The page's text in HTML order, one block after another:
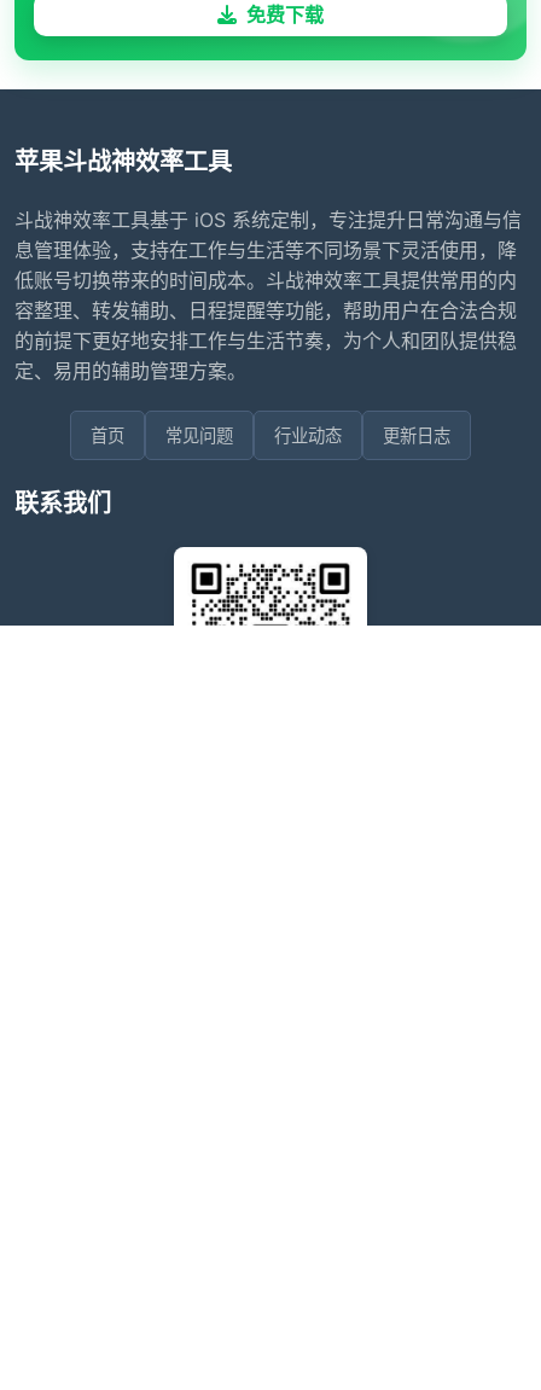
免费下载
苹果斗战神效率工具
斗战神效率工具基于 iOS 系统定制，专注提升日常沟通与信
息管理体验，支持在工作与生活等不同场景下灵活使用，降
低账号切换带来的时间成本。斗战神效率工具提供常用的内
容整理、转发辅助、日程提醒等功能，帮助用户在合法合规
的前提下更好地安排工作与生活节奏，为个人和团队提供稳
定、易用的辅助管理方案。
首页 常见问题 行业动态 更新日志
联系我们